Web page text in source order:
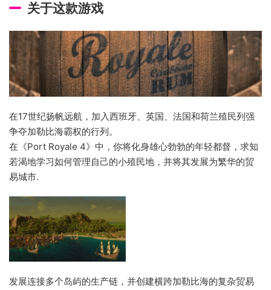
关于这款游戏
在17世纪扬帆远航，加入西班牙、英国、法国和荷兰殖民列强
争夺加勒比海霸权的行列。
在《Port Royale 4》中，你将化身雄心勃勃的年轻都督，求知
若渴地学习如何管理自己的小殖民地，并将其发展为繁华的贸
易城市.
发展连接多个岛屿的生产链，并创建横跨加勒比海的复杂贸易